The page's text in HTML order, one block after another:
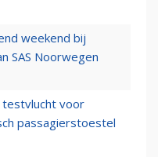
weekend bij
SAS Noorwegen
testvlucht voor
passagierstoestel